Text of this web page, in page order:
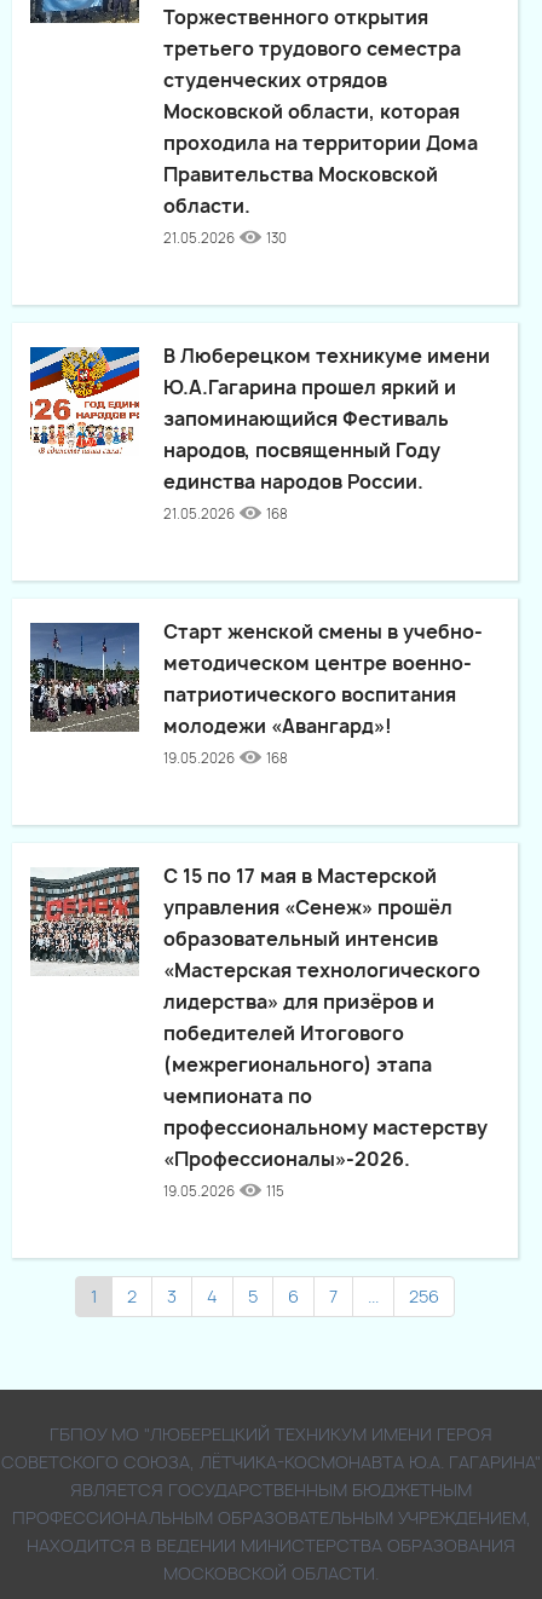
Торжественного открытия
третьего трудового семестра
студенческих отрядов
Московской области, которая
проходила на территории Дома
Правительства Московской
области.
21.05.2026 130
В Люберецком техникуме имени
Ю.А.Гагарина прошел яркий и
запоминающийся Фестиваль
народов, посвященный Году
единства народов России.
21.05.2026 168
Старт женской смены в учебно-
методическом центре военно-
патриотического воспитания
молодежи «Авангард»!
19.05.2026 168
С 15 по 17 мая в Мастерской
управления «Сенеж» прошёл
образовательный интенсив
«Мастерская технологического
лидерства» для призёров и
победителей Итогового
(межрегионального) этапа
чемпионата по
профессиональному мастерству
«Профессионалы»-2026.
19.05.2026 115
1 2 3 4 5 6 7 ... 256
ГБПОУ МО "ЛЮБЕРЕЦКИЙ ТЕХНИКУМ ИМЕНИ ГЕРОЯ
СОВЕТСКОГО СОЮЗА, ЛЁТЧИКА-КОСМОНАВТА Ю.А. ГАГАРИНА"
ЯВЛЯЕТСЯ ГОСУДАРСТВЕННЫМ БЮДЖЕТНЫМ
ПРОФЕССИОНАЛЬНЫМ ОБРАЗОВАТЕЛЬНЫМ УЧРЕЖДЕНИЕМ,
НАХОДИТСЯ В ВЕДЕНИИ МИНИСТЕРСТВА ОБРАЗОВАНИЯ
МОСКОВСКОЙ ОБЛАСТИ.